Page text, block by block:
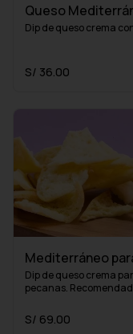
Queso
Dip de queso crema
S/ 36.00
Mediterráneo
Dip de queso crema
pecanas.
S/ 69.00